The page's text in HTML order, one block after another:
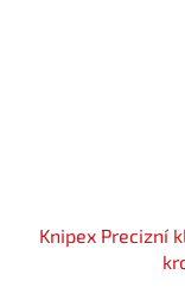
Knipex Precizní